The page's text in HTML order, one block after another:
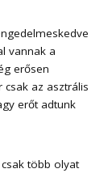
vannak a
erősen
az asztrális
erőt adtunk
több olyat